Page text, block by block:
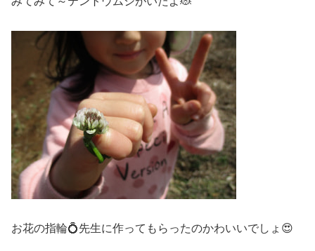
お花の指輪💍先生に作ってもらったのかわいいでしょ😍